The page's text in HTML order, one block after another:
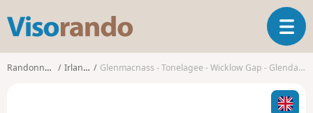
s
o
O
u
i
r
Randonnées Irlande Glenmacnass - Tonelagee - Wicklow Gap - Glendalough